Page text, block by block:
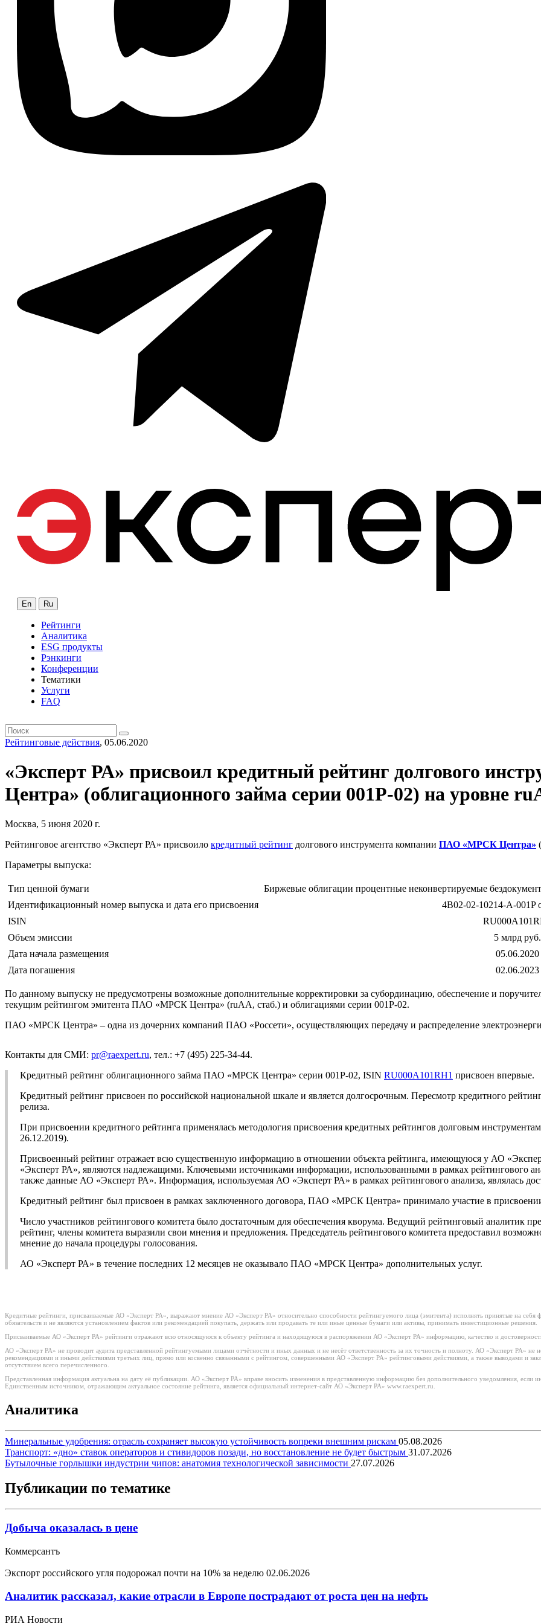
En Ru
Рейтинги
Аналитика
ESG продукты
Рэнкинги
Конференции
Тематики
Услуги
FAQ
Рейтинговые действия, 05.06.2020
«Эксперт РА» присвоил кредитный рейтинг долгового
Центра» (облигационного займа серии 001Р-02) на уровне
Москва, 5 июня 2020 г.
Рейтинговое агентство «Эксперт РА» присвоило кредитный рейтинг долгового инструмента компании ПАО «МРСК Центра»
Параметры выпуска:
Тип ценной бумаги
Биржевые облигации процентные неконвертируемые
Идентификационный номер выпуска и дата его присвоения
4B02-02-10214-A-001P
ISIN
Объем эмиссии
5 млрд руб.
Дата начала размещения
05.06.2020
Дата погашения
02.06.2023
По данному выпуску не предусмотрены возможные дополнительные корректировки за субординацию, обеспечение и
текущим рейтингом эмитента ПАО «МРСК Центра» (ruAА, стаб.) и облигациями серии 001Р-02.
ПАО «МРСК Центра» – одна из дочерних компаний ПАО «Россети», осуществляющих передачу и распределение
Контакты для СМИ: pr@raexpert.ru, тел.: +7 (495) 225-34-44.
Кредитный рейтинг облигационного займа ПАО «МРСК Центра» серии 001Р-02, ISIN RU000A101RH1 присвоен впервые.
Кредитный рейтинг присвоен по российской национальной шкале и является долгосрочным. Пересмотр кредитного
релиза.
При присвоении кредитного рейтинга применялась методология присвоения кредитных рейтингов долговым
26.12.2019).
Присвоенный рейтинг отражает всю существенную информацию в отношении объекта рейтинга, имеющуюся у АО
«Эксперт РА», являются надлежащими. Ключевыми источниками информации, использованными в рамках рейтингового
также данные АО «Эксперт РА». Информация, используемая АО «Эксперт РА» в рамках рейтингового анализа, являлась
Кредитный рейтинг был присвоен в рамках заключенного договора, ПАО «МРСК Центра» принимало участие в
Число участников рейтингового комитета было достаточным для обеспечения кворума. Ведущий рейтинговый аналитик
рейтинг, члены комитета выразили свои мнения и предложения. Председатель рейтингового комитета предоставил
мнение до начала процедуры голосования.
АО «Эксперт РА» в течение последних 12 месяцев не оказывало ПАО «МРСК Центра» дополнительных услуг.
Кредитные рейтинги, присваиваемые АО «Эксперт РА», выражают мнение АО «Эксперт РА» относительно способности рейтингуемого лица (эмитента) исполнять принятые на себя
обязательств и не являются установлением фактов или рекомендацией покупать, держать или продавать те или иные ценные бумаги или активы, принимать инвестиционные решения.
Присваиваемые АО «Эксперт РА» рейтинги отражают всю относящуюся к объекту рейтинга и находящуюся в распоряжении АО «Эксперт РА» информацию, качество и
АО «Эксперт РА» не проводит аудита представленной рейтингуемыми лицами отчётности и иных данных и не несёт ответственность за их точность и полноту. АО «Эксперт РА» не
рекомендациями и иными действиями третьих лиц, прямо или косвенно связанными с рейтингом, совершенными АО «Эксперт РА» рейтинговыми действиями, а также выводами и
отсутствием всего перечисленного.
Представленная информация актуальна на дату её публикации. АО «Эксперт РА» вправе вносить изменения в представленную информацию без дополнительного уведомления, если
Единственным источником, отражающим актуальное состояние рейтинга, является официальный интернет-сайт АО «Эксперт РА» www.raexpert.ru.
Аналитика
Минеральные удобрения: отрасль сохраняет высокую устойчивость вопреки внешним рискам 05.08.2026
Транспорт: «дно» ставок операторов и стивидоров позади, но восстановление не будет быстрым 31.07.2026
Бутылочные горлышки индустрии чипов: анатомия технологической зависимости 27.07.2026
Публикации по тематике
Добыча оказалась в цене
Коммерсантъ
Экспорт российского угля подорожал почти на 10% за неделю 02.06.2026
Аналитик рассказал, какие отрасли в Европе пострадают от роста цен на нефть
РИА Новости